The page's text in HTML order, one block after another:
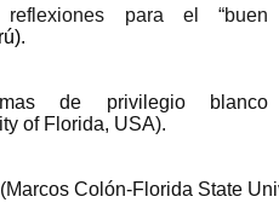
para el
de privilegio
of Florida, USA).
Colón-Florida State